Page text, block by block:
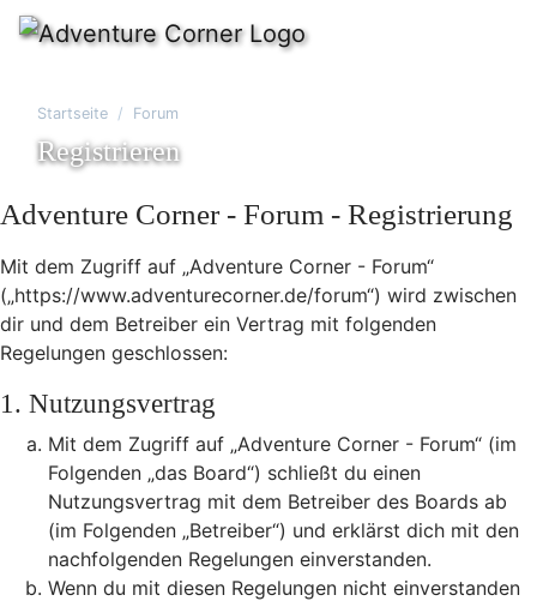
Startseite Forum
Registrieren
Adventure Corner - Forum - Registrierung
Mit dem Zugriff auf „Adventure Corner - Forum“
(„https://www.adventurecorner.de/forum“) wird zwischen
dir und dem Betreiber ein Vertrag mit folgenden
Regelungen geschlossen:
1. Nutzungsvertrag
Mit dem Zugriff auf „Adventure Corner - Forum“ (im
Folgenden „das Board“) schließt du einen
Nutzungsvertrag mit dem Betreiber des Boards ab
(im Folgenden „Betreiber“) und erklärst dich mit den
nachfolgenden Regelungen einverstanden.
Wenn du mit diesen Regelungen nicht einverstanden